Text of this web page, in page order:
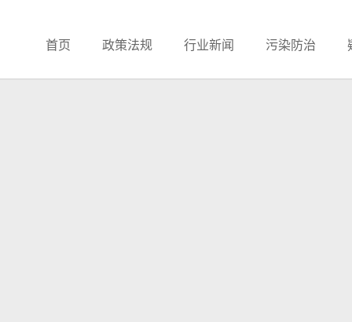
首页 政策法规 行业新闻 污染防治